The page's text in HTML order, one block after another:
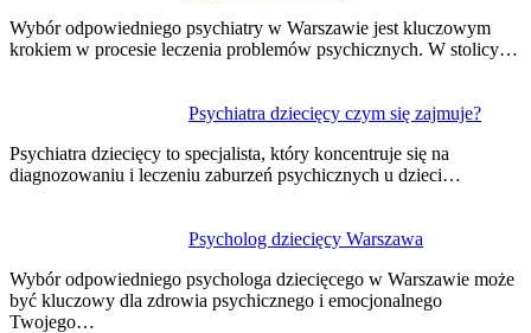
Wybór odpowiedniego psychiatry w Warszawie jest kluczowym
krokiem w procesie leczenia problemów psychicznych. W stolicy…
Psychiatra dziecięcy czym się zajmuje?
Psychiatra dziecięcy to specjalista, który koncentruje się na
diagnozowaniu i leczeniu zaburzeń psychicznych u dzieci…
Psycholog dziecięcy Warszawa
Wybór odpowiedniego psychologa dziecięcego w Warszawie może
być kluczowy dla zdrowia psychicznego i emocjonalnego
Twojego…